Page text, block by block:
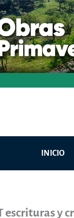
INICIO
escrituras y